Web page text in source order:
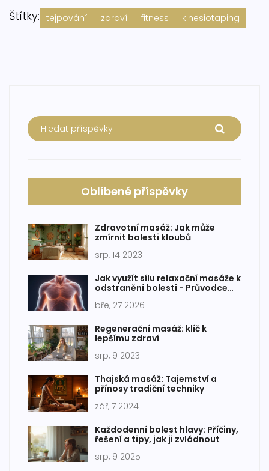
Štítky: tejpování zdraví fitness kinesiotaping
Oblíbené příspěvky
Zdravotní masáž: Jak může
zmírnit bolesti kloubů
srp, 14 2023
Jak využít sílu relaxační masáže k
odstranění bolesti - Průvodce
bře, 27 2026
Regenerační masáž: klíč k
lepšímu zdraví
srp, 9 2023
Thajská masáž: Tajemství a
přínosy tradiční techniky
zář, 7 2024
Každodenní bolest hlavy: Příčiny,
řešení a tipy, jak ji zvládnout
srp, 9 2025